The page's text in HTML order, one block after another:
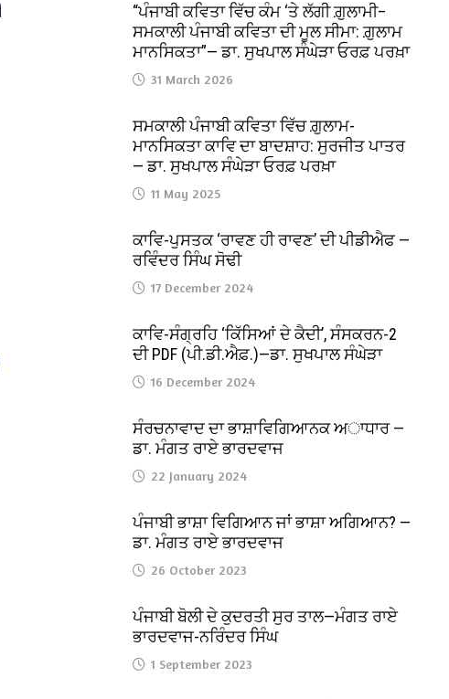
“ਪੰਜਾਬੀ ਕਵਿਤਾ ਵਿੱਚ ਕੰਮ ‘ਤੇ ਲੱਗੀ ਗ਼ੁਲਾਮੀ–
ਸਮਕਾਲੀ ਪੰਜਾਬੀ ਕਵਿਤਾ ਦੀ ਮੂਲ ਸੀਮਾ: ਗ਼ੁਲਾਮ
ਮਾਨਸਿਕਤਾ”— ਡਾ. ਸੁਖਪਾਲ ਸੰਘੇੜਾ ਓਰਫ਼ ਪਰਖ਼ਾ
31 March 2026
ਸਮਕਾਲੀ ਪੰਜਾਬੀ ਕਵਿਤਾ ਵਿੱਚ ਗ਼ੁਲਾਮ-
ਮਾਨਸਿਕਤਾ ਕਾਵਿ ਦਾ ਬਾਦਸ਼ਾਹ: ਸੁਰਜੀਤ ਪਾਤਰ
— ਡਾ. ਸੁਖਪਾਲ ਸੰਘੇੜਾ ਓਰਫ਼ ਪਰਖ਼ਾ
11 May 2025
ਕਾਵਿ-ਪੁਸਤਕ ‘ਰਾਵਣ ਹੀ ਰਾਵਣ’ ਦੀ ਪੀਡੀਐਫ —
ਰਵਿੰਦਰ ਸਿੰਘ ਸੋਢੀ
17 December 2024
ਕਾਵਿ-ਸੰਗ੍ਰਹਿ ‘ਕਿੱਸਿਆਂ ਦੇ ਕੈਦੀ’, ਸੰਸਕਰਨ-2
ਦੀ PDF (ਪੀ.ਡੀ.ਐਫ਼.)—ਡਾ. ਸੁਖਪਾਲ ਸੰਘੇੜਾ
16 December 2024
ਸੰਰਚਨਾਵਾਦ ਦਾ ਭਾਸ਼ਾਵਿਗਿਆਨਕ ਅਾਧਾਰ —
ਡਾ. ਮੰਗਤ ਰਾਏ ਭਾਰਦਵਾਜ
22 January 2024
ਪੰਜਾਬੀ ਭਾਸ਼ਾ ਵਿਗਿਆਨ ਜਾਂ ਭਾਸ਼ਾ ਅਗਿਆਨ? —
ਡਾ. ਮੰਗਤ ਰਾਏ ਭਾਰਦਵਾਜ
26 October 2023
ਪੰਜਾਬੀ ਬੋਲੀ ਦੇ ਕੁਦਰਤੀ ਸੁਰ ਤਾਲ—ਮੰਗਤ ਰਾਏ
ਭਾਰਦਵਾਜ-ਨਰਿੰਦਰ ਸਿੰਘ
1 September 2023